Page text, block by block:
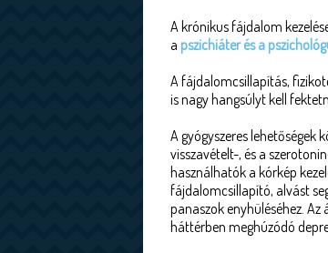
A krónikus fájdalom
a pszichiáter és a
A fájdalomcsillapítás,
is nagy hangsúlyt kell
A gyógyszeres lehetőségek
visszavételt-, és a
használhatók a kórkép
fájdalomcsillapító, alvást
panaszok enyhüléséhez.
háttérben meghúzódó